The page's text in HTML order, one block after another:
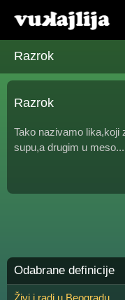
Razrok
Razrok
Tako nazivamo lika,koji
supu,a drugim u meso...
Odabrane definicije
Živi i radi u Beogradu